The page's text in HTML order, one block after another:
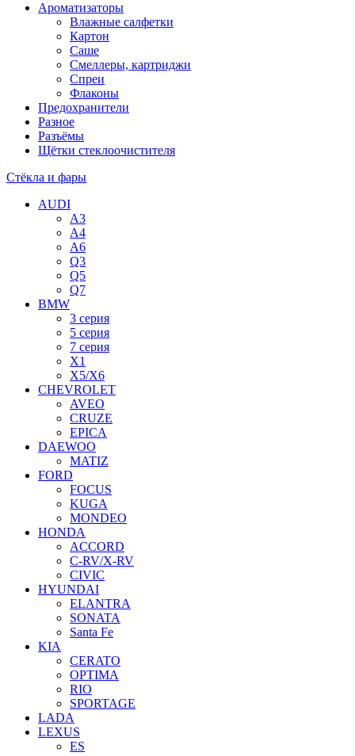
Ароматизаторы
Влажные салфетки
Картон
Саше
Смеллеры, картриджи
Спреи
Флаконы
Предохранители
Разное
Разъёмы
Щётки стеклоочистителя
Стёкла и фары
AUDI
A3
A4
A6
Q3
Q5
Q7
BMW
3 серия
5 серия
7 серия
X1
X5/X6
CHEVROLET
AVEO
CRUZE
EPICA
DAEWOO
MATIZ
FORD
FOCUS
KUGA
MONDEO
HONDA
ACCORD
C-RV/X-RV
CIVIC
HYUNDAI
ELANTRA
SONATA
Santa Fe
KIA
CERATO
OPTIMA
RIO
SPORTAGE
LADA
LEXUS
ES